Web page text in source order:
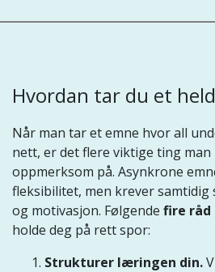
Hvordan tar du et
Når man tar et emne hvor all
nett, er det flere viktige ting
oppmerksom på. Asynkrone
fleksibilitet, men krever
og motivasjon. Følgende fire råd
holde deg på rett spor:
Strukturer læringen din.